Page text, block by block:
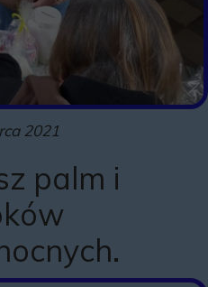
2021
palm i